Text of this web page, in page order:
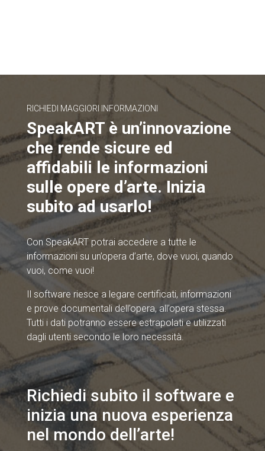
RICHIEDI MAGGIORI INFORMAZIONI
SpeakART è un’innovazione
che rende sicure ed
affidabili le informazioni
sulle opere d’arte. Inizia
subito ad usarlo!
Con SpeakART potrai accedere a tutte le
informazioni su un’opera d’arte, dove vuoi, quando
vuoi, come vuoi!
Il software riesce a legare certificati, informazioni
e prove documentali dell’opera, all’opera stessa.
Tutti i dati potranno essere estrapolati e utilizzati
dagli utenti secondo le loro necessità.
Richiedi subito il software e
inizia una nuova esperienza
nel mondo dell’arte!